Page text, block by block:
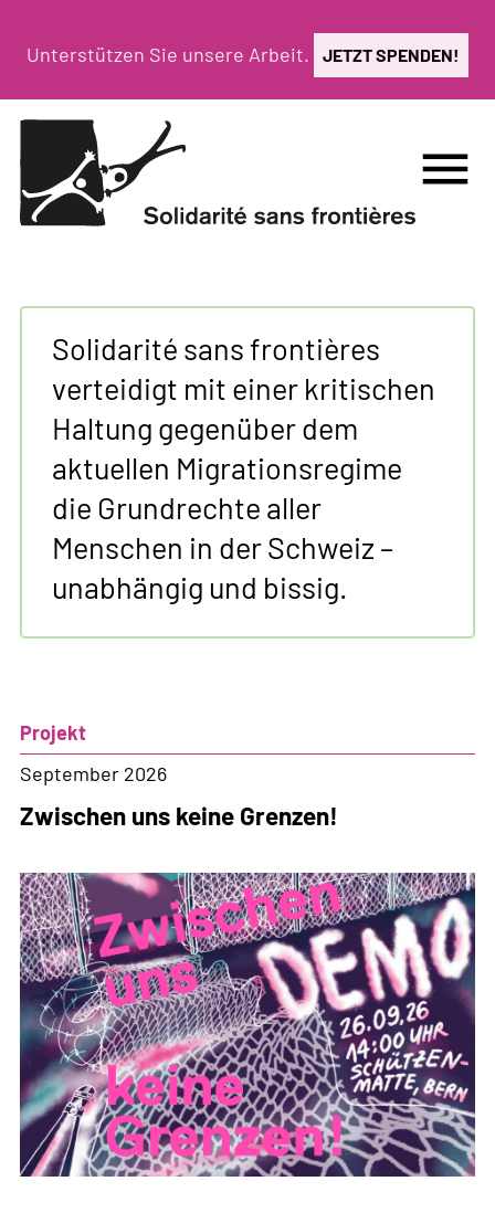
zumUnterstützen Sie unsere Arbeit. JETZT SPENDEN!
menu
Solidarité sans frontières
verteidigt mit einer kritischen
Haltung gegenüber dem
aktuellen Migrationsregime
die Grundrechte aller
Menschen in der Schweiz –
unabhängig und bissig.
Projekt
September 2026
Zwischen uns keine Grenzen!